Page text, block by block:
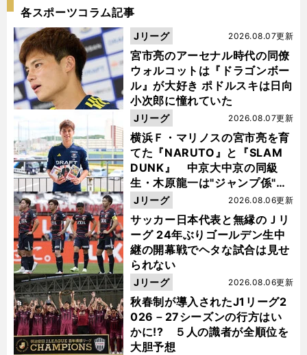
各スポーツコラム記事
宮市亮のアーセナル時代の同僚
ウォルコットは『ドラゴンボー
ル』が大好き ポドルスキは日向
小次郎に憧れていた
2026.08.07更新
Jリーグ
横浜Ｆ・マリノスの宮市亮を育
てた『NARUTO』と『SLAM
DUNK』 中京大中京の同級
生・木原龍一は"ジャンプ係"だ
った
2026.08.07更新
Jリーグ
サッカー日本代表と無縁のＪリ
ーグ 24年ぶりゴールデン生中
継の開幕戦でヘタな試合は見せ
られない
2026.08.06更新
Jリーグ
秋春制が導入されたJ1リーグ2
026－27シーズンの行方はい
かに!? ５人の識者が全順位を
大胆予想
2026.08.06更新
Jリーグ